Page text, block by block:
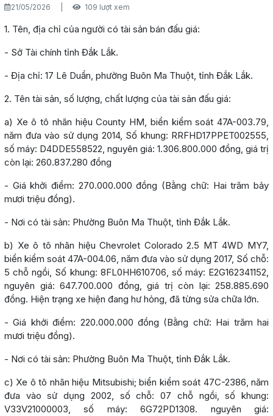
21/05/2026 109 lượt xem
1. Tên, địa chỉ của người có tài sản bán đấu giá:
- Sở Tài chính tỉnh Đắk Lắk.
- Địa chỉ: 17 Lê Duẩn, phường Buôn Ma Thuột, tỉnh Đắk Lắk.
2. Tên tài sản, số lượng, chất lượng của tài sản đấu giá:
a) Xe ô tô nhãn hiệu County HM, biển kiểm soát 47A-003.79,
năm đưa vào sử dụng 2014, Số khung: RRFHD17PPET002555,
số máy: D4DDE558522, nguyên giá: 1.306.800.000 đồng, giá trị
còn lại: 260.837.280 đồng
- Giá khởi điểm: 270.000.000 đồng (Bằng chữ: Hai trăm bảy
mươi triệu đồng).
- Nơi có tài sản: Phường Buôn Ma Thuột, tỉnh Đắk Lắk.
b) Xe ô tô nhãn hiệu Chevrolet Colorado 2.5 MT 4WD MY7,
biển kiểm soát 47A-004.06, năm đưa vào sử dụng 2017, Số chỗ:
5 chỗ ngồi, Số khung: 8FL0HH610706, số máy: E2G162341152,
nguyên giá: 647.700.000 đồng, giá trị còn lại: 258.885.690
đồng. Hiện trạng xe hiện đang hư hỏng, đã từng sửa chữa lớn.
- Giá khởi điểm: 220.000.000 đồng (Bằng chữ: Hai trăm hai
mươi triệu đồng).
- Nơi có tài sản: Phường Buôn Ma Thuột, tỉnh Đắk Lắk.
c) Xe ô tô nhãn hiệu Mitsubishi; biển kiểm soát 47C-2386, năm
đưa vào sử dụng 2002, số chỗ: 07 chỗ ngồi, số khung:
V33V21000003, số máy: 6G72PD1308. nguyên giá: